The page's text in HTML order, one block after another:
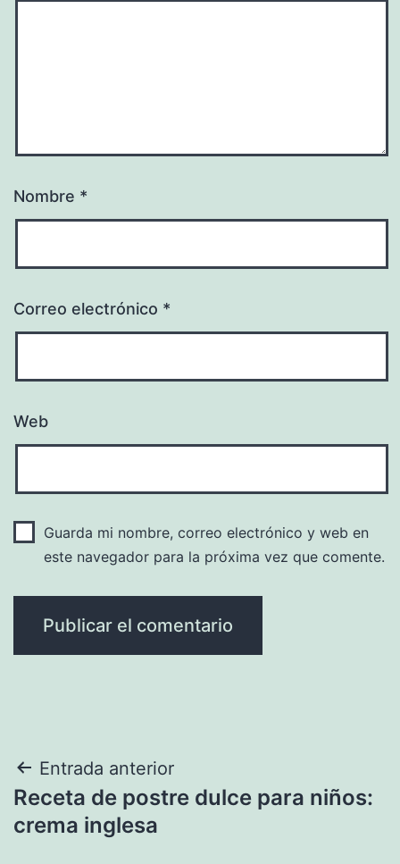
Nombre *
Correo electrónico *
Web
Guarda mi nombre, correo electrónico y web en
este navegador para la próxima vez que comente.
Navegación
de
Entrada anterior
Receta de postre dulce para niños:
crema inglesa